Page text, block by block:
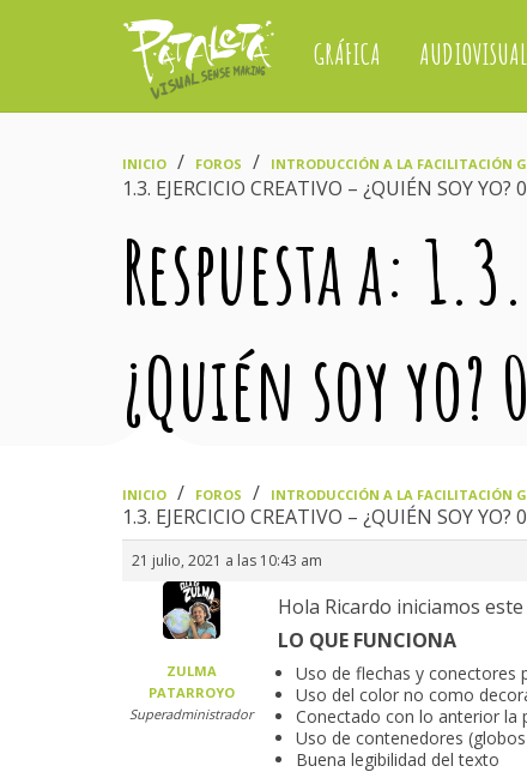
GRÁFICA AUDIOVISUAL
INICIO FOROS INTRODUCCIÓN A LA FACILITACIÓN
1.3. EJERCICIO CREATIVO – ¿QUIÉN SOY YO?
Respuesta a:
¿Quién soy yo?
INICIO FOROS INTRODUCCIÓN A LA FACILITACIÓN
1.3. EJERCICIO CREATIVO – ¿QUIÉN SOY YO?
21 julio, 2021 a las 10:43 am
ZULMA
PATARROYO
Superadministrador
Hola Ricardo iniciamos
LO QUE FUNCIONA
Uso de flechas y conectores
Uso del color no como
Conectado con lo anterior la
Uso de contenedores
Buena legibilidad del texto